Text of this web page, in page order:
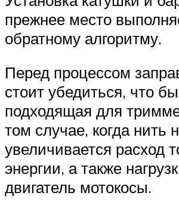
прежнее место
обратному алгоритму.
Перед процессом
стоит убедиться, что
подходящая для
том случае, когда нить
увеличивается расход
энергии, а также
двигатель мотокосы.